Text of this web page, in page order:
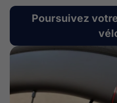
Poursuivez